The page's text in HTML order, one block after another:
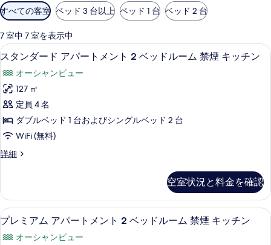
利
用
可
能
な
客
室
の
り
込
み
すべての客室 ベッド 3 台以上 ベッド 1 台 ベッド 2 台
7 室中 7 室を表示中
ス
ン
ダ
ー
ド
パ
ト
メ
ン
ト
スタンダード アパートメント 2 ベ
18
スタンダード アパートメント 2 ベッドルーム 禁煙 キッチン
オーシャンビュー
127 ㎡
定員 4 名
ダブルベッド 1 台およびシングルベッド 2 台
WiFi (無料)
詳細
ス
ー
ド
ア
ー
空室状況と料金を確認
プ
プレミアム アパートメント 2 ベッド
19
プレミアム アパートメント 2 ベッドルーム 禁煙 キッチン
オーシャンビュー